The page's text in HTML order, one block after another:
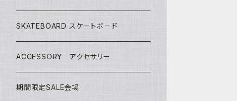
CEANO SURFBOARDS
CASH SURFBOARDS
CEANO SURFBOARDS
USEDBOARDS 中古サーフボード
SOFTBOARDS ソフトボード
CATCH SURF
LEASH
DECKPAD
BOARD CASE
HURLEY
VISSLA
T-SHIRTS
SHOES
SKATEBOARD スケートボード
ACCESSORY アクセサリー
期間限定SALE会場